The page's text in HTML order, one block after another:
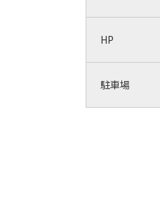
HP
駐車場